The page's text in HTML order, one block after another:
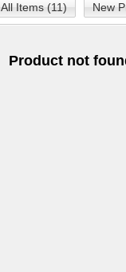
All Items (11) New
Product not